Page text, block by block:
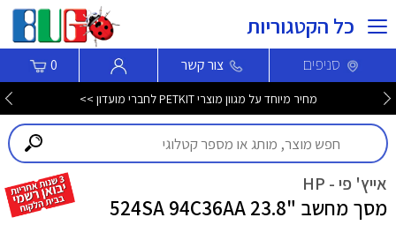
כל הקטגוריות
סניפים צור קשר 0
מחיר מיוחד על מגוון מוצרי PETKIT לחברי מועדון >>
אייץ' פי - HP
מסך מחשב "23.8 524SA 94C36AA